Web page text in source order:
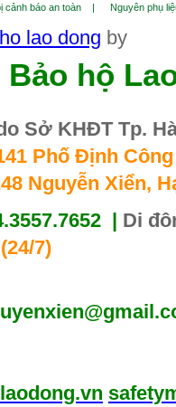
cảnh báo an toàn | Nguyên phụ
lao dong by
Bảo hộ
Sở KHĐT Tp.
Phố Định
Nguyễn Xiển,
| Di
(24/7)